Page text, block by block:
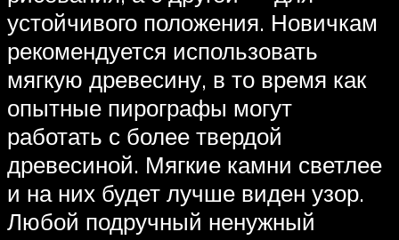
устойчивого положения. Новичкам
рекомендуется использовать
мягкую древесину, в то время как
опытные пирографы могут
работать с более твердой
древесиной. Мягкие камни светлее
и на них будет лучше виден узор.
Любой подручный ненужный